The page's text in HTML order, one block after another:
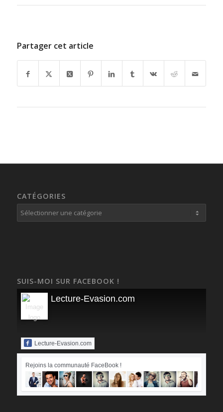
Partager cet article
CATÉGORIES
Catégories
SUIS-MOI SUR FACEBOOK !
Lecture-Evasion.com
Lecture-Evasion.com
Rejoins la communauté FaceBook !